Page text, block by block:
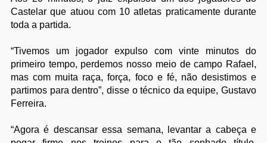
Castelar que atuou com 10 atletas praticamente durante
toda a partida.
“Tivemos um jogador expulso com vinte minutos do
primeiro tempo, perdemos nosso meio de campo Rafael,
mas com muita raça, força, foco e fé, não desistimos e
partimos para dentro”, disse o técnico da equipe, Gustavo
Ferreira.
“Agora é descansar essa semana, levantar a cabeça e